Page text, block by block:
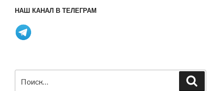
НАШ КАНАЛ В ТЕЛЕГРАМ